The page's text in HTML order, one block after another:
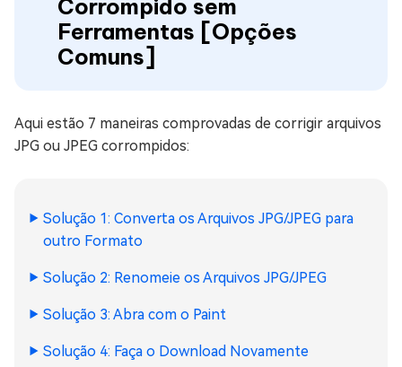
Corrompido sem
Ferramentas [Opções
Comuns]
Aqui estão 7 maneiras comprovadas de corrigir arquivos
JPG ou JPEG corrompidos:
Solução 1: Converta os Arquivos JPG/JPEG para
outro Formato
Solução 2: Renomeie os Arquivos JPG/JPEG
Solução 3: Abra com o Paint
Solução 4: Faça o Download Novamente